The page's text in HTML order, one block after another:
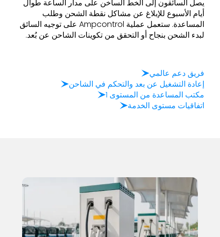
يصل السائقون إلى الخط الساخن على مدار الساعة طوال
أيام الأسبوع للإبلاغ عن مشاكل نقطة الشحن وطلب
المساعدة. ستعمل عملية Ampcontrol على توجيه السائق
لبدء الشحن بنجاح أو التحقق من تكوينات الشاحن عن بُعد.
فريق دعم عالمي
إعادة التشغيل عن بعد والتحكم في الشاحن
مكتب المساعدة من المستوى 1
اتفاقيات مستوى الخدمة